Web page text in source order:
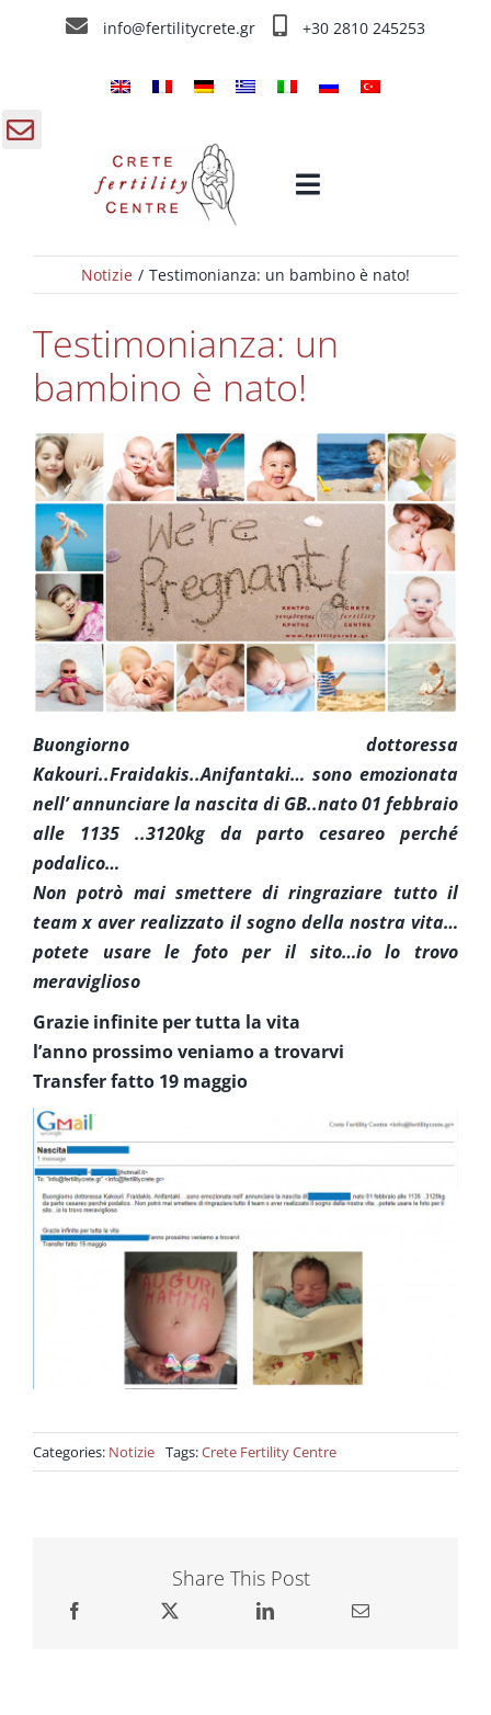
info@fertilitycrete.gr +30 2810 245253
Toggle
Chi siamo
Cura Supplementare
Info
Contatta ci
Notizie Testimonianza: un bambino è nato!
Testimonianza: un
bambino è nato!
Buongiorno dottoressa
Kakouri..Fraidakis..Anifantaki… sono emozionata
nell’ annunciare la nascita di GB..nato 01 febbraio
alle 1135 ..3120kg da parto cesareo perché
podalico…
Non potrò mai smettere di ringraziare tutto il
team x aver realizzato il sogno della nostra vita…
potete usare le foto per il sito…io lo trovo
meraviglioso
Grazie infinite per tutta la vita
l’anno prossimo veniamo a trovarvi
Transfer fatto 19 maggio
Categories: Notizie Tags:Crete Fertility Centre
Share This Post